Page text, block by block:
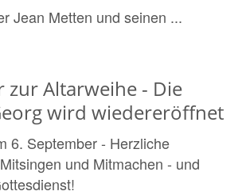
Jean Metten und seinen ...
zur Altarweihe - Die
wird wiedereröffnet
6. September - Herzliche
und Mitmachen - und